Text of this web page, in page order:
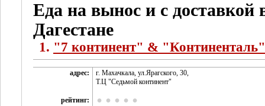
Еда на вынос и с доставкой
Дагестане
1. "7 континент" & "Континенталь"
адрес:
г. Махачкала, ул.Ярагского, 30,
Т.Ц "Седьмой континент"
рейтинг: